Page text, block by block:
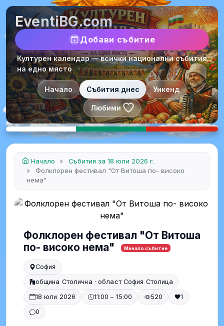
EventiBG.com
Добави събитие
Културен календар — всички национални събития
на едно място
Начало Събития днес Уикенд
Любими
Начало
Събития за 18 юли 2026 г.
Фолклорен фестивал "От Витоша по- високо
нема"
Фолклорен фестивал "От Витоша
по- високо нема"
Минало събитие
София
община Столична · област София Столица
18 юли 2026
11:00 – 15:00 520
1
0